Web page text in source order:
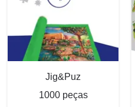
Jig&Puz
1000 peças